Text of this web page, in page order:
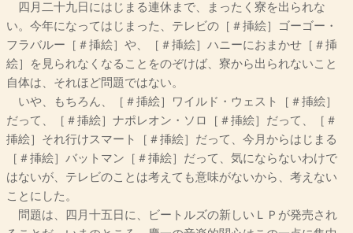
四月二十九日にはじまる連休まで、まったく寮を出られな
い。今年になってはじまった、テレビの［＃挿絵］ゴーゴー・
フラバルー［＃挿絵］や、［＃挿絵］ハニーにおまかせ［＃挿
絵］を見られなくなることをのぞけば、寮から出られないこと
自体は、それほど問題ではない。
いや、もちろん、［＃挿絵］ワイルド・ウェスト［＃挿絵］
だって、［＃挿絵］ナポレオン・ソロ［＃挿絵］だって、［＃
挿絵］それ行けスマート［＃挿絵］だって、今月からはじまる
［＃挿絵］バットマン［＃挿絵］だって、気にならないわけで
はないが、テレビのことは考えても意味がないから、考えない
ことにした。
問題は、四月十五日に、ビートルズの新しいＬＰが発売され